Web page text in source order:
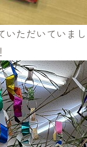
いただいていま